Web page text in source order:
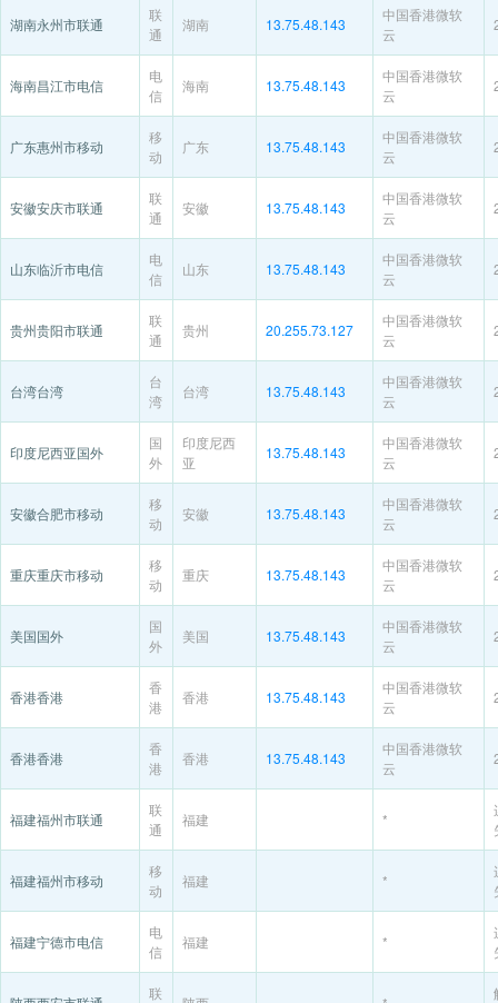
湖南永州市联通
联
通
湖南 13.75.48.143
中国香港微软
云
海南昌江市电信
电
信
海南 13.75.48.143
中国香港微软
云
广东惠州市移动
移
动
广东 13.75.48.143
中国香港微软
云
安徽安庆市联通
联
通
安徽 13.75.48.143
中国香港微软
云
山东临沂市电信
电
信
山东 13.75.48.143
中国香港微软
云
贵州贵阳市联通
联
通
贵州 20.255.73.127
中国香港微软
云
台湾台湾
台
湾
台湾 13.75.48.143
中国香港微软
云
印度尼西亚国外
国
外
印度尼西
亚
13.75.48.143
中国香港微软
云
安徽合肥市移动
移
动
安徽 13.75.48.143
中国香港微软
云
重庆重庆市移动
移
动
重庆 13.75.48.143
中国香港微软
云
美国国外
国
外
美国 13.75.48.143
中国香港微软
云
香港香港
香
港
香港 13.75.48.143
中国香港微软
云
香港香港
香
港
香港 13.75.48.143
中国香港微软
云
福建福州市联通
联
通
福建 *
福建福州市移动
移
动
福建 *
福建宁德市电信
电
信
福建 *
联